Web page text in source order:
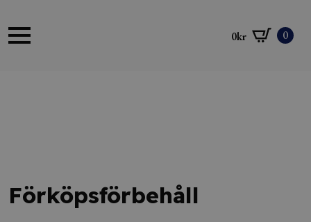
0kr 0
Förköpsförbehåll